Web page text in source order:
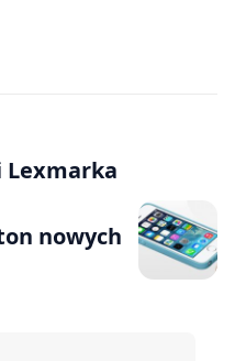
nowych